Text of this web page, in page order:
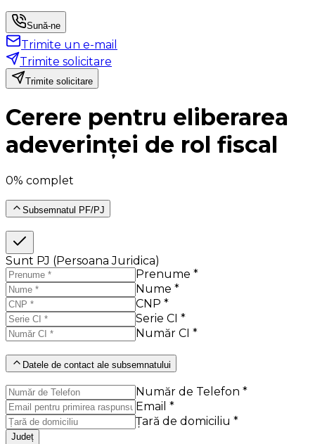
Sună-ne
Trimite un e-mail
Trimite solicitare
Trimite solicitare
Cerere pentru eliberarea
adeverinței de rol fiscal
0% complet
Subsemnatul PF/PJ
Sunt PJ (Persoana Juridica)
Prenume *
Nume *
CNP *
Serie CI *
Număr CI *
Datele de contact ale subsemnatului
Număr de Telefon *
Email *
Țară de domiciliu *
Județ